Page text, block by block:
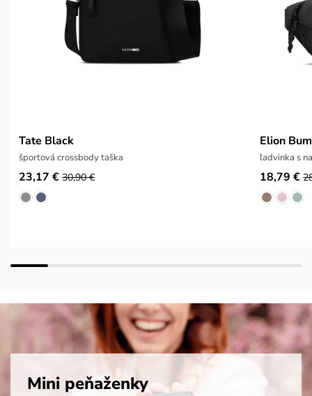
Tate Black
športová crossbody taška
23,17 € 30,90 €
Elion
ľadvinka s
18,79 €
Mini peňaženky